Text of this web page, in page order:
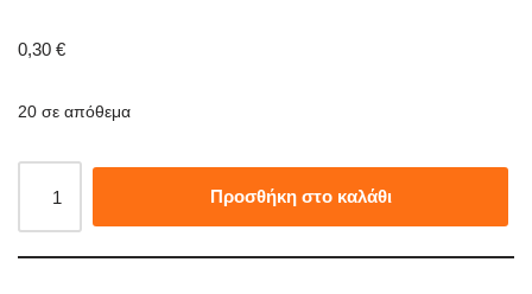
0,30 €
20 σε απόθεμα
Προσθήκη στο καλάθι